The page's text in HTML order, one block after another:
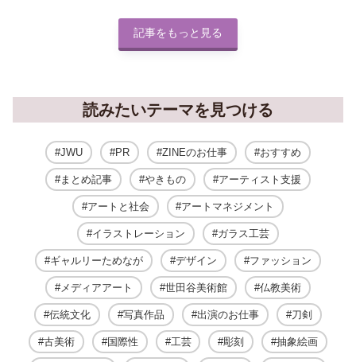
記事をもっと見る
読みたいテーマを見つける
JWU PR ZINEのお仕事 おすすめ
まとめ記事 やきもの アーティスト支援
アートと社会 アートマネジメント
イラストレーション ガラス工芸
ギャルリーためなが デザイン ファッション
メディアアート 世田谷美術館 仏教美術
伝統文化 写真作品 出演のお仕事 刀剣
古美術 国際性 工芸 彫刻 抽象絵画